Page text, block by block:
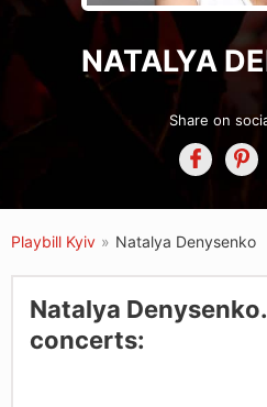
NATALYA
Share on
Playbill Kyiv » Natalya Denysenko
Natalya
concerts: